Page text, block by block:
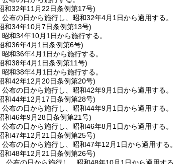
和32年11月22日条例第17号)
布の日から施行し、昭和32年4月1日から適用する。
和34年10月7日条例第13号)
和34年10月1日から施行する。
和36年4月1日条例第6号)
和36年4月1日から施行する。
和38年4月1日条例第11号)
和38年4月1日から施行する。
和42年12月20日条例第20号)
布の日から施行し、昭和42年9月1日から適用する。
和44年12月17日条例第28号)
布の日から施行し、昭和44年9月1日から適用する。
和46年9月28日条例第21号)
布の日から施行し、昭和46年8月1日から適用する。
和47年12月21日条例第25号)
公布の日から施行し、昭和47年12月1日から適用する。
和48年12月21日条例第26号)